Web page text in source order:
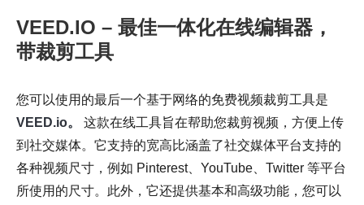
VEED.IO – 最佳一体化在线编辑器，
带裁剪工具
您可以使用的最后一个基于网络的免费视频裁剪工具是
VEED.io。
这款在线工具旨在帮助您裁剪视频，方便上传
到社交媒体。它支持的宽高比涵盖了社交媒体平台支持的
各种视频尺寸，例如 Pinterest、YouTube、Twitter 等平台
所使用的尺寸。此外，它还提供基本和高级功能，您可以